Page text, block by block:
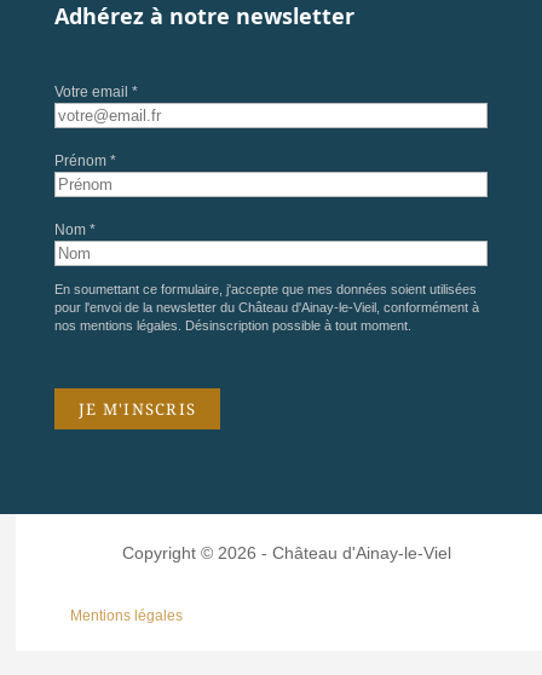
Adhérez à notre newsletter
Votre email *
Prénom *
Nom *
En soumettant ce formulaire, j'accepte que mes données soient utilisées
pour l'envoi de la newsletter du Château d'Ainay-le-Vieil, conformément à
nos mentions légales . Désinscription possible à tout moment.
Copyright © 2026 - Château d'Ainay-le-Viel
Mentions légales